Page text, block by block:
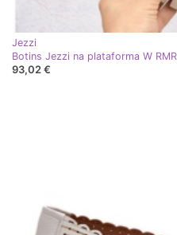
Jezzi
Botins Jezzi na plataforma W
93,02 €